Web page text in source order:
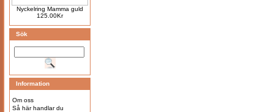
Nyckelring Mamma guld
125.00Kr
Sök
Information
Om oss
Så här handlar du